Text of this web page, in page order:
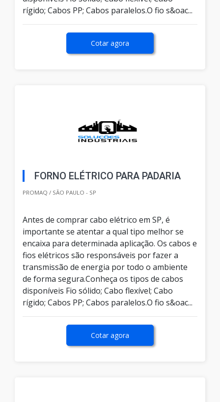
rígido; Cabos PP; Cabos paralelos.O fio s&oac...
Cotar agora
FORNO ELÉTRICO PARA PADARIA
PROMAQ / SÃO PAULO - SP
Antes de comprar cabo elétrico em SP, é
importante se atentar a qual tipo melhor se
encaixa para determinada aplicação. Os cabos e
fios elétricos são responsáveis por fazer a
transmissão de energia por todo o ambiente
de forma segura.Conheça os tipos de cabos
disponíveis Fio sólido; Cabo flexível; Cabo
rígido; Cabos PP; Cabos paralelos.O fio s&oac...
Cotar agora